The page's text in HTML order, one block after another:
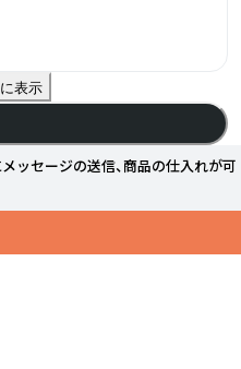
表示
ッセージの送信、商品の仕入れが可